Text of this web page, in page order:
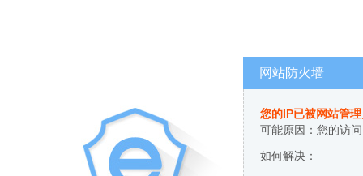
网站防火墙
您的IP已被网站管
可能原因：您的访
如何解决：